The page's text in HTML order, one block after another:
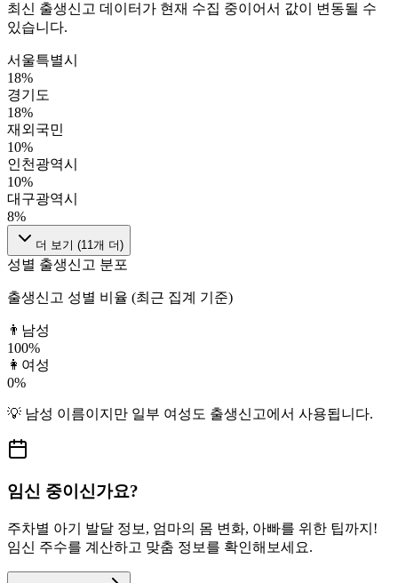
최신 출생신고 데이터가 현재 수집 중이어서 값이 변동될 수
있습니다.
서울특별시
18%
경기도
18%
재외국민
10%
인천광역시
10%
대구광역시
8%
더 보기 (11개 더)
성별 출생신고 분포
출생신고 성별 비율 (최근 집계 기준)
👨 남성
100%
👩 여성
0%
💡 남성 이름이지만 일부 여성도 출생신고에서 사용됩니다.
임신 중이신가요?
주차별 아기 발달 정보, 엄마의 몸 변화, 아빠를 위한 팁까지!
임신 주수를 계산하고 맞춤 정보를 확인해보세요.